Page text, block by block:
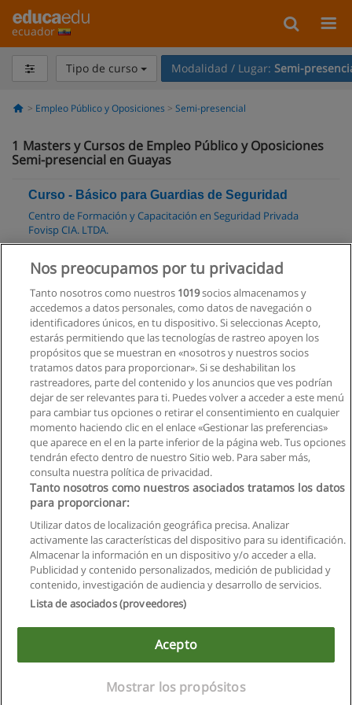
ecuador
Tipo de curso Modalidad / Lugar: Semi-
Empleo Público y Oposiciones Semi-presencial
1 Masters y Cursos de Empleo Público y Oposiciones
Semi-presencial en Guayas
Curso - Básico para Guardias de Seguridad
Centro de Formación y Capacitación en Seguridad Privada
Fovisp CIA. LTDA.
Categoría:Cuerpos de Seguridad
Modalidad:Semi-presencial
Impartido en:
Guayaquil
Solicita información
Privacidad de datos
Contactar con Educaedu
Copyright © Educaedu Business S.L. - CIF : B-95610580: -
Nos preocupamos por tu privacidad
Tanto nosotros como nuestros 1019socios almacenamos y
accedemos a datos personales, como datos de navegación o
identificadores únicos, en tu dispositivo. Si seleccionas Acepto,
estarás permitiendo que las tecnologías de rastreo apoyen los
propósitos que se muestran en «nosotros y nuestros socios
tratamos datos para proporcionar». Si se deshabilitan los
rastreadores, parte del contenido y los anuncios que ves podrían
dejar de ser relevantes para ti. Puedes volver a acceder a este menú
para cambiar tus opciones o retirar el consentimiento en cualquier
momento haciendo clic en el enlace «Gestionar las preferencias»
que aparece en el en la parte inferior de la página web. Tus opciones
tendrán efecto dentro de nuestro Sitio web. Para saber más,
consulta nuestra política de privacidad.
Tanto nosotros como nuestros asociados tratamos los datos
para proporcionar:
Utilizar datos de localización geográfica precisa. Analizar
activamente las características del dispositivo para su identificación.
Almacenar la información en un dispositivo y/o acceder a ella.
Publicidad y contenido personalizados, medición de publicidad y
contenido, investigación de audiencia y desarrollo de servicios.
Lista de asociados (proveedores)
Acepto
Mostrar los propósitos